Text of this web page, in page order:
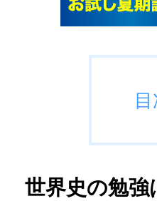
世界史の勉